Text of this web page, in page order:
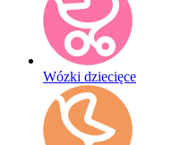
Wózki dziecięce